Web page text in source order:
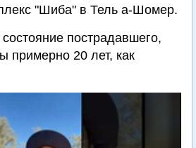
"Шиба" в Тель а-Шомер.
пострадавшего,
примерно 20 лет, как